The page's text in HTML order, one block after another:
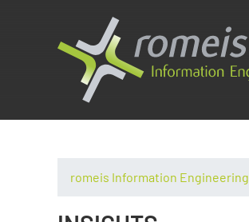
romeis Information Engineering